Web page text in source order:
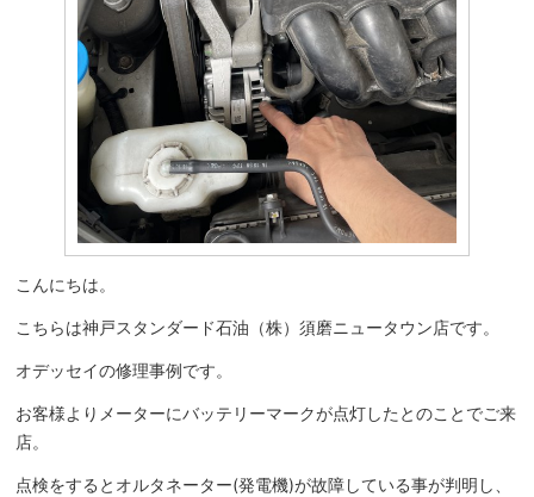
こんにちは。
こちらは神戸スタンダード石油（株）須磨ニュータウン店です。
オデッセイの修理事例です。
お客様よりメーターにバッテリーマークが点灯したとのことでご来
店。
点検をするとオルタネーター(発電機)が故障している事が判明し、